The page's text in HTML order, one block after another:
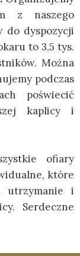
z naszego
do dyspozycji
to 3,5 tys.
Można
podczas
poświecić
kaplicy i
ofiary
które
utrzymanie i
Serdeczne